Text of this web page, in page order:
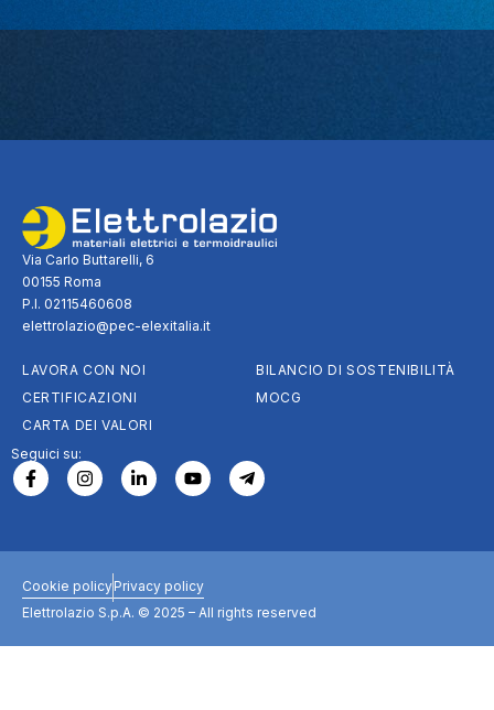
Via Carlo Buttarelli, 6
00155 Roma
P.I. 02115460608
elettrolazio@pec-elexitalia.it
LAVORA CON NOI
CERTIFICAZIONI
CARTA DEI VALORI
BILANCIO DI SOSTENIBILITÀ
MOCG
Seguici su:
Cookie policyPrivacy policy
Elettrolazio S.p.A. © 2025 – All rights reserved